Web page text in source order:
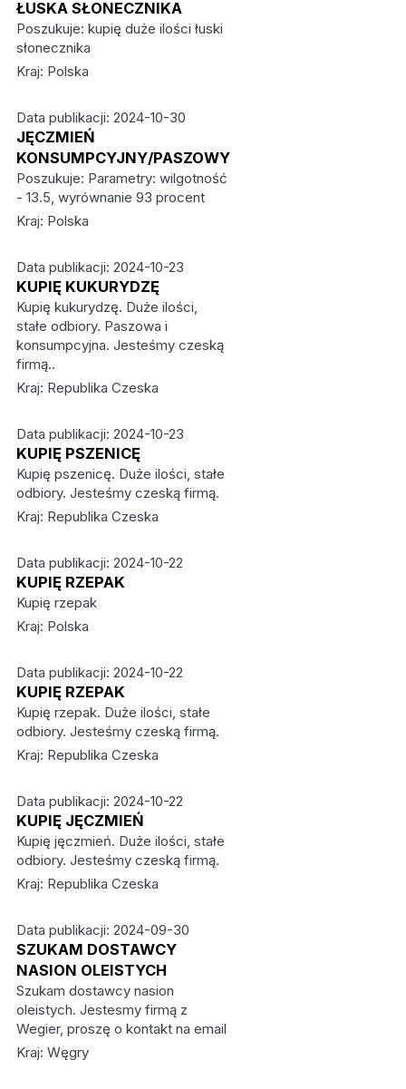
ŁUSKA SŁONECZNIKA
Poszukuje: kupię duże ilości łuski
słonecznika
Kraj: Polska
Data publikacji: 2024-10-30
JĘCZMIEŃ
KONSUMPCYJNY/PASZOWY
Poszukuje: Parametry: wilgotność
- 13.5, wyrównanie 93 procent
Kraj: Polska
Data publikacji: 2024-10-23
KUPIĘ KUKURYDZĘ
Kupię kukurydzę. Duże ilości,
stałe odbiory. Paszowa i
konsumpcyjna. Jesteśmy czeską
firmą..
Kraj: Republika Czeska
Data publikacji: 2024-10-23
KUPIĘ PSZENICĘ
Kupię pszenicę. Duże ilości, stałe
odbiory. Jesteśmy czeską firmą.
Kraj: Republika Czeska
Data publikacji: 2024-10-22
KUPIĘ RZEPAK
Kupię rzepak
Kraj: Polska
Data publikacji: 2024-10-22
KUPIĘ RZEPAK
Kupię rzepak. Duże ilości, stałe
odbiory. Jesteśmy czeską firmą.
Kraj: Republika Czeska
Data publikacji: 2024-10-22
KUPIĘ JĘCZMIEŃ
Kupię jęczmień. Duże ilości, stałe
odbiory. Jesteśmy czeską firmą.
Kraj: Republika Czeska
Data publikacji: 2024-09-30
SZUKAM DOSTAWCY
NASION OLEISTYCH
Szukam dostawcy nasion
oleistych. Jestesmy firmą z
Wegier, proszę o kontakt na email
Kraj: Węgry